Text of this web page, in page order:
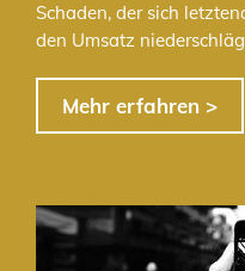
Schaden, der sich
den Umsatz
Mehr erfahren >